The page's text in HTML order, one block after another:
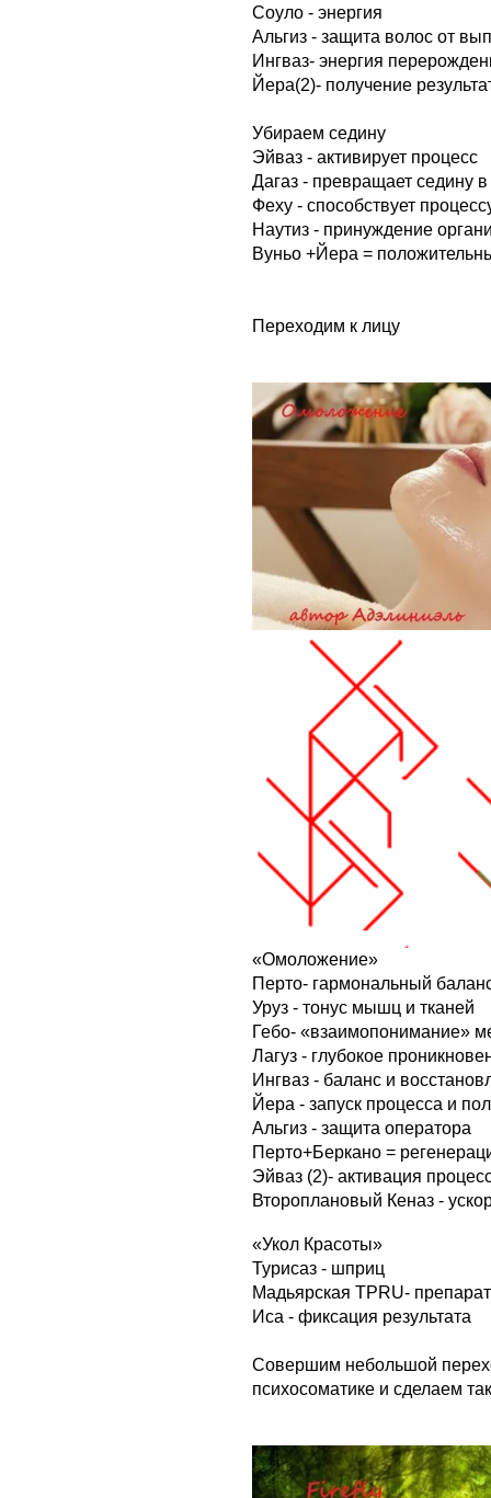
Соуло - энергия
Альгиз - защита волос от
Ингваз- энергия
Йера(2)- получение
Убираем седину
Эйваз - активирует процесс
Дагаз - превращает седину
Феху - способствует
Наутиз - принуждение
Вуньо +Йера =
Переходим к лицу
«Омоложение»
Перто- гармональный
Уруз - тонус мышц и тканей
Гебо- «взаимопонимание»
Лагуз - глубокое
Ингваз - баланс и
Йера - запуск процесса и
Альгиз - защита оператора
Перто+Беркано =
Эйваз (2)- активация
Второплановый Кеназ -
«Укол Красоты»
Турисаз - шприц
Мадьярская TPRU-
Иса - фиксация результата
Совершим небольшой
психосоматике и сделаем